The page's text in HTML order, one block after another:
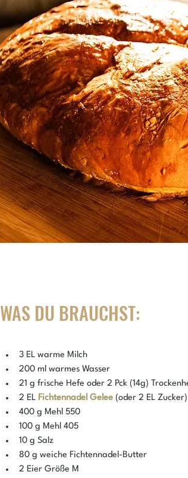
WAS DU BRAUCHST:
3 EL warme Milch
200 ml warmes Wasser
21 g frische Hefe oder 2 Pck (14g)
2 EL Fichtennadel Gelee (oder 2 EL Zucker)
400 g Mehl 550
100 g Mehl 405
10 g Salz
80 g weiche Fichtennadel-Butter
2 Eier Größe M